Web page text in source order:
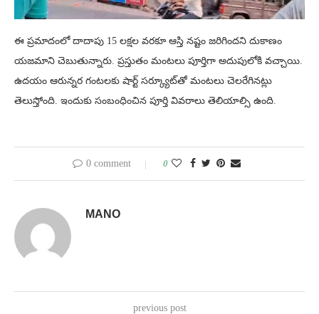
ఈ ప్రమాదంలో దాదాపు 15 లక్షల వరకూ ఆస్తి నష్టం జరిగిందని దుకాణం
యజమాని చెబుతున్నారు. ప్రస్తుతం మంటలు పూర్తిగా అదుపులోకి వచ్చాయి.
ఉదయం ఆరున్నర గంటలకు షార్ట్ సర్క్యూట్‌తో మంటలు చెలరేగినట్లు
తెలుస్తోంది. ఇందుకు సంబంధించిన పూర్తి వివరాలు తెలియాల్సి ఉంది.
0 comment 0
MANO
previous post